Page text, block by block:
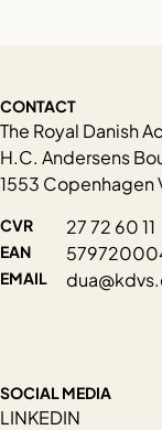
CONTACT
The Royal Danish
H.C. Andersens
1553 Copenhagen
CVR 27 72 60 11
EAN
EMAIL
SOCIAL MEDIA
LINKEDIN